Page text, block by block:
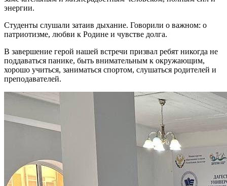
энергии.
Студенты слушали затаив дыхание. Говорили о важном: о
патриотизме, любви к Родине и чувстве долга.
В завершение герой нашей встречи призвал ребят никогда не
поддаваться панике, быть внимательным к окружающим,
хорошо учиться, заниматься спортом, слушаться родителей и
преподавателей.